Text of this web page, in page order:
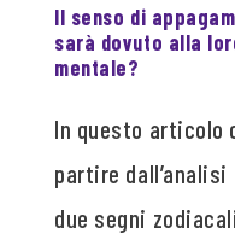
Il senso di
sarà dovuto alla
mentale?
In questo articolo
partire
due segni